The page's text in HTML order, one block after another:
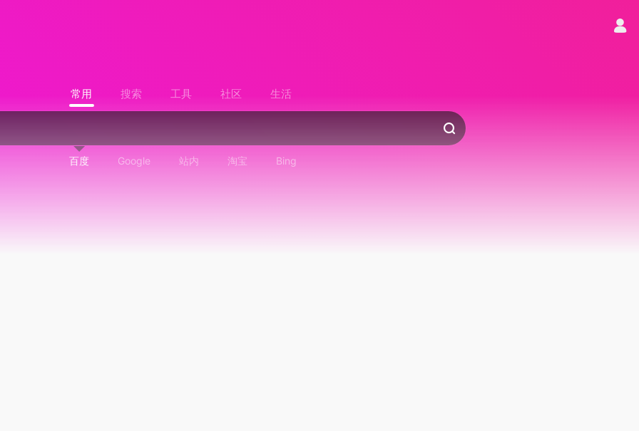
常用 搜索 工具 社区 生活
百度 Google 站内 淘宝 Bing